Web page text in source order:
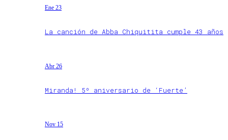
Ene 23
La canción de Abba Chiquitita cumple 43 años
Abr 26
Miranda! 5º aniversario de ‘Fuerte’
Nov 15